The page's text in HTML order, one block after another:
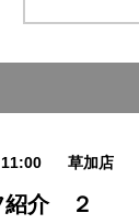
草加店
紹介 ２